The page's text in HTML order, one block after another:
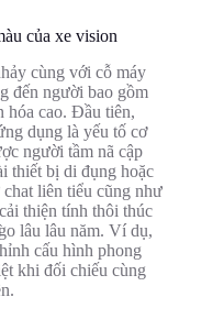
của xe vision
cùng với cỗ máy
đến người bao gồm
hóa cao. Đầu tiên,
dụng là yếu tố cơ
người tầm nã cập
thiết bị di đụng hoặc
liên tiểu cũng như
thiện tính thôi thúc
lâu lâu năm. Ví dụ,
cấu hình phong
khi đối chiếu cùng